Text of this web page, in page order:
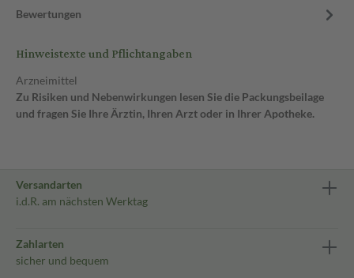
Bewertungen
Hinweistexte und Pflichtangaben
Arzneimittel
Zu Risiken und Nebenwirkungen lesen Sie die Packungsbeilage
und fragen Sie Ihre Ärztin, Ihren Arzt oder in Ihrer Apotheke.
Versandarten
i.d.R. am nächsten Werktag
Zahlarten
sicher und bequem